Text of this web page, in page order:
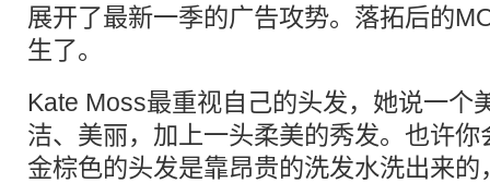
展开了最新一季的广告攻势。落拓后的
生了。
Kate Moss最重视自己的头发，她说一个
洁、美丽，加上一头柔美的秀发。也许
金棕色的头发是靠昂贵的洗发水洗出来